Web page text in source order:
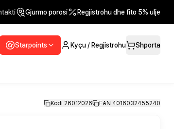
Gjurmo porosi Regjistrohu dhe fito 5% ulje
Starpoints Kyçu / Regjistrohu Shporta
Kodi 26012026 EAN 4016032455240